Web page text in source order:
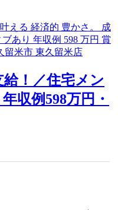
！／住宅メン
収例598万円・